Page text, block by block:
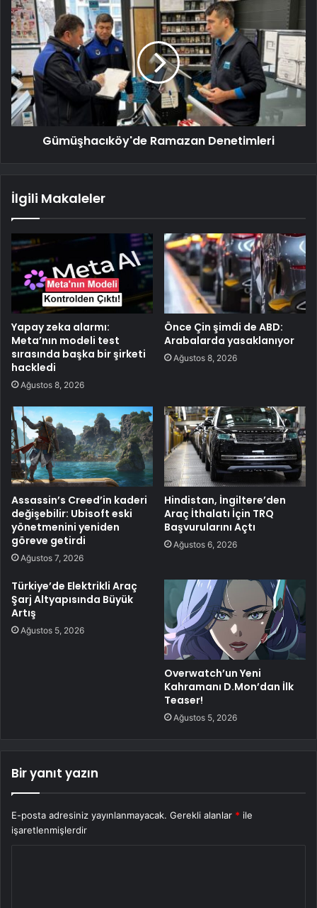
Gümüşhacıköy'de Ramazan Denetimleri
İlgili Makaleler
Yapay zeka alarmı:
Meta’nın modeli test
sırasında başka bir şirketi
hackledi
Ağustos 8, 2026
Önce Çin şimdi de ABD:
Arabalarda yasaklanıyor
Ağustos 8, 2026
Assassin’s Creed’in kaderi
değişebilir: Ubisoft eski
yönetmenini yeniden
göreve getirdi
Ağustos 7, 2026
Hindistan, İngiltere’den
Araç İthalatı İçin TRQ
Başvurularını Açtı
Ağustos 6, 2026
Türkiye’de Elektrikli Araç
Şarj Altyapısında Büyük
Artış
Ağustos 5, 2026
Overwatch’un Yeni
Kahramanı D.Mon’dan İlk
Teaser!
Ağustos 5, 2026
Bir yanıt yazın
E-posta adresiniz yayınlanmayacak. Gerekli alanlar * ile
işaretlenmişlerdir